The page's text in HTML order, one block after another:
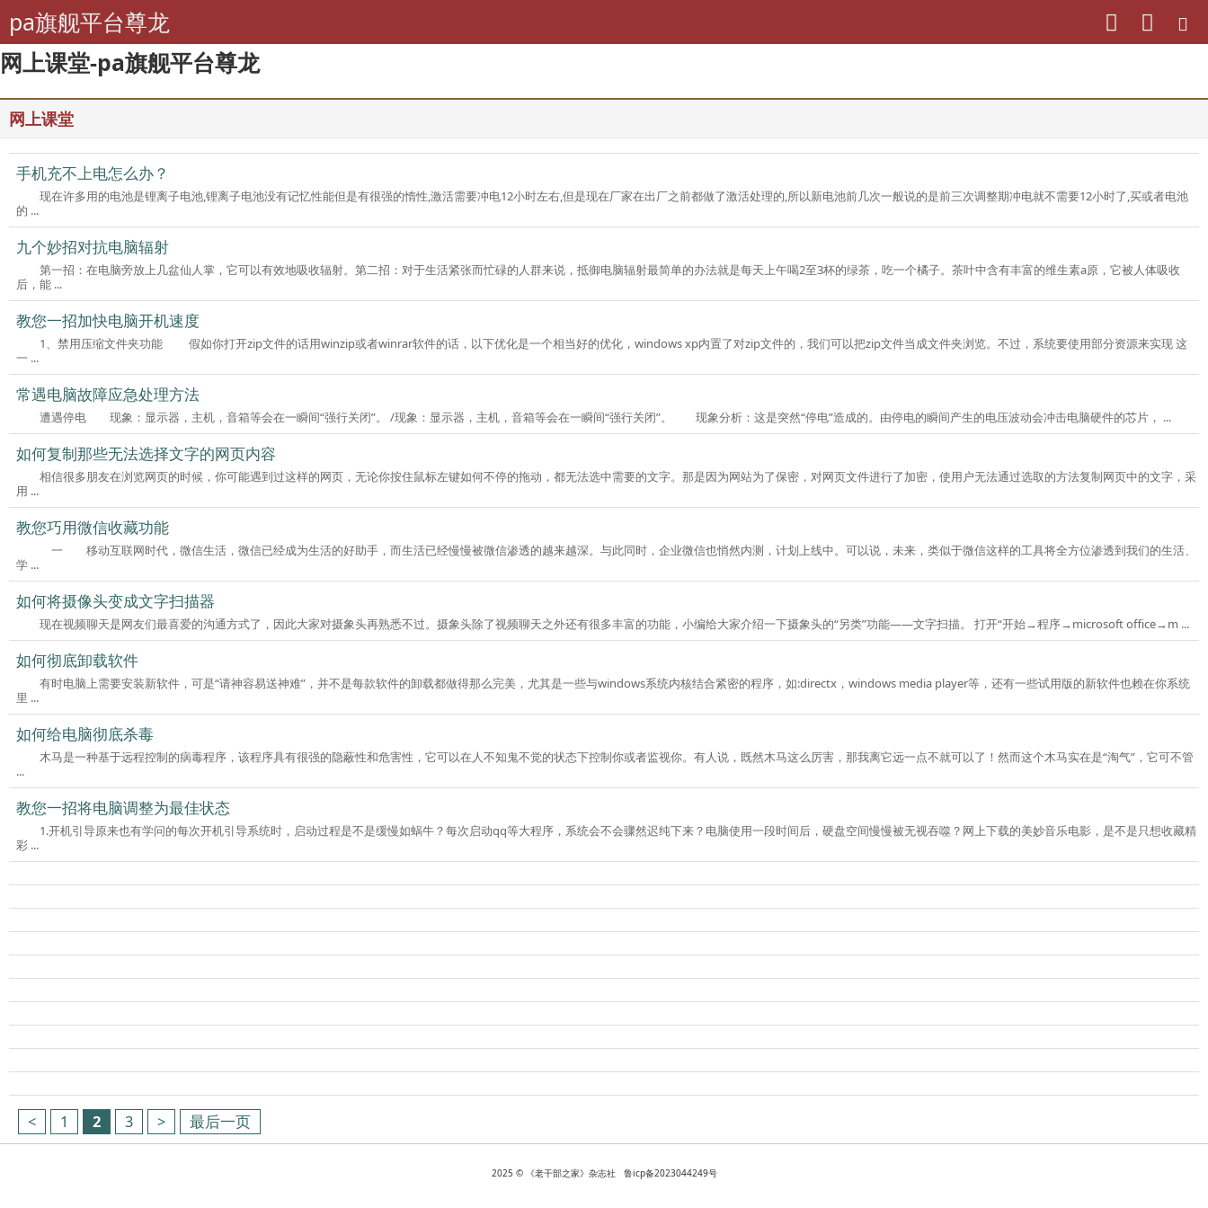
网上课堂-pa旗舰平台尊龙
pa旗舰平台尊龙
网上课堂
手机充不上电怎么办？
现在许多用的电池是锂离子电池,锂离子电池没有记忆性能但是有很强的惰性,激活需要冲电12小时左右,但是现在厂家在出厂之前都做了激活处理的,所以新电池前几次一般说的是前三次调整期冲电就不需要12小时了,买或者电池
的 ...
九个妙招对抗电脑辐射
第一招：在电脑旁放上几盆仙人掌，它可以有效地吸收辐射。第二招：对于生活紧张而忙碌的人群来说，抵御电脑辐射最简单的办法就是每天上午喝2至3杯的绿茶，吃一个橘子。茶叶中含有丰富的维生素a原，它被人体吸收
后，能 ...
教您一招加快电脑开机速度
1、禁用压缩文件夹功能 假如你打开zip文件的话用winzip或者winrar软件的话，以下优化是一个相当好的优化，windows xp内置了对zip文件的，我们可以把zip文件当成文件夹浏览。不过，系统要使用部分资源来实现 这
一 ...
常遇电脑故障应急处理方法
遭遇停电 现象：显示器，主机，音箱等会在一瞬间“强行关闭”。 /现象：显示器，主机，音箱等会在一瞬间“强行关闭”。 现象分析：这是突然“停电”造成的。由停电的瞬间产生的电压波动会冲击电脑硬件的芯片， ...
如何复制那些无法选择文字的网页内容
相信很多朋友在浏览网页的时候，你可能遇到过这样的网页，无论你按住鼠标左键如何不停的拖动，都无法选中需要的文字。那是因为网站为了保密，对网页文件进行了加密，使用户无法通过选取的方法复制网页中的文字，采
用 ...
教您巧用微信收藏功能
一 移动互联网时代，微信生活，微信已经成为生活的好助手，而生活已经慢慢被微信渗透的越来越深。与此同时，企业微信也悄然内测，计划上线中。可以说，未来，类似于微信这样的工具将全方位渗透到我们的生活、
学 ...
如何将摄像头变成文字扫描器
现在视频聊天是网友们最喜爱的沟通方式了，因此大家对摄象头再熟悉不过。摄象头除了视频聊天之外还有很多丰富的功能，小编给大家介绍一下摄象头的“另类”功能——文字扫描。 打开“开始→程序→microsoft office→m ...
如何彻底卸载软件
有时电脑上需要安装新软件，可是“请神容易送神难”，并不是每款软件的卸载都做得那么完美，尤其是一些与windows系统内核结合紧密的程序，如:directx，windows media player等，还有一些试用版的新软件也赖在你系统
里 ...
如何给电脑彻底杀毒
木马是一种基于远程控制的病毒程序，该程序具有很强的隐蔽性和危害性，它可以在人不知鬼不觉的状态下控制你或者监视你。有人说，既然木马这么厉害，那我离它远一点不就可以了！然而这个木马实在是“淘气”，它可不管
...
教您一招将电脑调整为最佳状态
1.开机引导原来也有学问的每次开机引导系统时，启动过程是不是缓慢如蜗牛？每次启动qq等大程序，系统会不会骤然迟纯下来？电脑使用一段时间后，硬盘空间慢慢被无视吞噬？网上下载的美妙音乐电影，是不是只想收藏精
彩 ...
< 1 2 3 > 最后一页
2025 © 《老干部之家》杂志社 鲁icp备2023044249号